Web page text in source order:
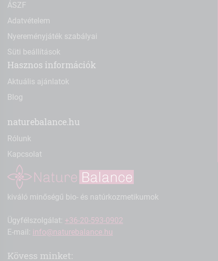
ÁSZF
Adatvételem
Nyereményjáték szabályai
Süti beállítások
Hasznos információk
Aktuális ajánlatok
Blog
naturebalance.hu
Rólunk
Kapcsolat
kiváló minőségű bio- és natúrkozmetikumok
Ügyfélszolgálat: +36-20-593-0902
E-mail: info@naturebalance.hu
Kövess minket: